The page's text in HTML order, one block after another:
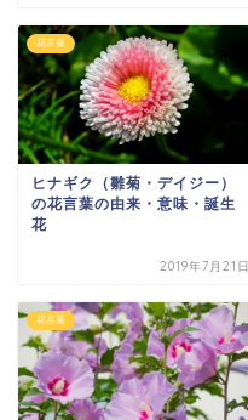
花言葉
ヒナギク（雛菊・デイジー）
の花言葉の由来・意味・誕生
花
2019年7月21日
花言葉